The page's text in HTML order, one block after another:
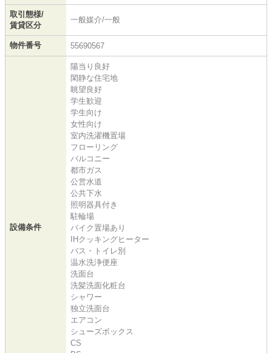
取引態様/
賃貸区分
一般媒介/一般
物件番号 55690567
設備条件
陽当り良好
閑静な住宅地
眺望良好
学生歓迎
学生向け
女性向け
室内洗濯機置場
フローリング
バルコニー
都市ガス
公営水道
公共下水
照明器具付き
駐輪場
バイク置場あり
IHクッキングヒーター
バス・トイレ別
温水洗浄便座
洗面台
洗髪洗面化粧台
シャワー
独立洗面台
エアコン
シューズボックス
CS